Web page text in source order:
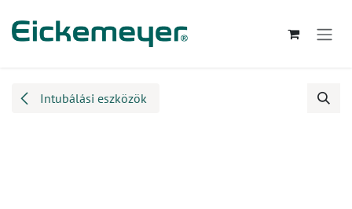
Intubálási eszközök